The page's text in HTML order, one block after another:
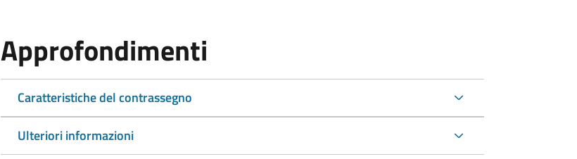
Approfondimenti
Caratteristiche del contrassegno
Ulteriori informazioni